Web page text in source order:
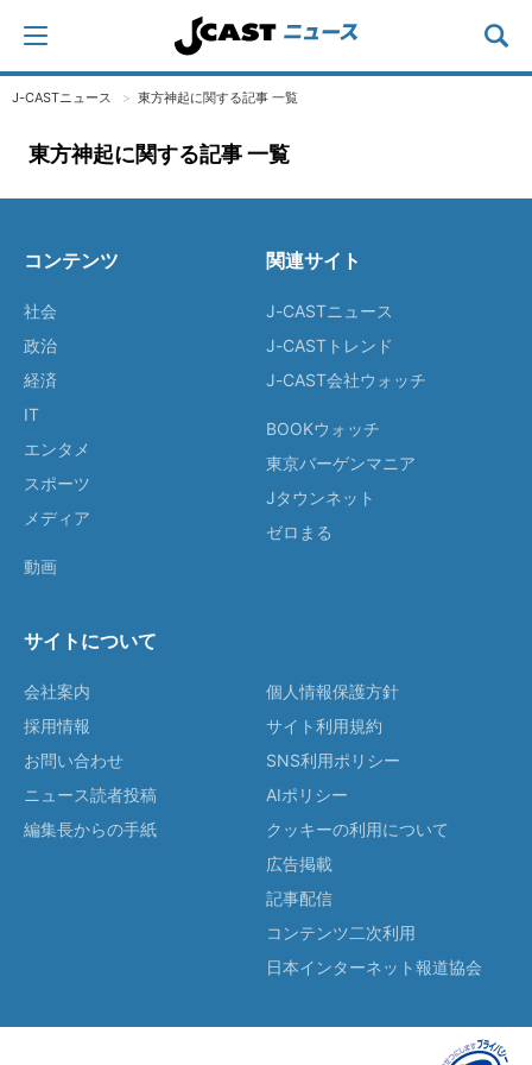
J-CASTニュース 東方神起に関する記事 一覧
東方神起に関する記事 一覧
コンテンツ
社会
政治
経済
IT
エンタメ
スポーツ
メディア
動画
関連サイト
J-CASTニュース
J-CASTトレンド
J-CAST会社ウォッチ
BOOKウォッチ
東京バーゲンマニア
Jタウンネット
ゼロまる
サイトについて
会社案内
採用情報
お問い合わせ
ニュース読者投稿
編集長からの手紙
個人情報保護方針
サイト利用規約
SNS利用ポリシー
AIポリシー
クッキーの利用について
広告掲載
記事配信
コンテンツ二次利用
日本インターネット報道協会